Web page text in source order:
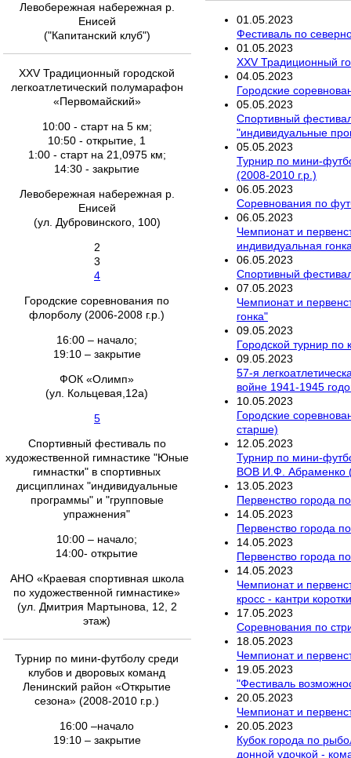
Левобережная набережная р.
Енисей
("Капитанский клуб")
XXV Традиционный городской
легкоатлетический полумарафон
«Первомайский»
10:00 - старт на 5 км;
10:50 - открытие, 1
1:00 - старт на 21,0975 км;
14:30 - закрытие
Левобережная набережная р.
Енисей
(ул. Дубровинского, 100)
2
3
4
Городские соревнования по
флорболу (2006-2008 г.р.)
16:00 – начало;
19:10 – закрытие
ФОК «Олимп»
(ул. Кольцевая,12а)
5
Спортивный фестиваль по
художественной гимнастике "Юные
гимнастки" в спортивных
дисциплинах "индивидуальные
программы" и "групповые
упражнения"
10:00 – начало;
14:00- открытие
АНО «Краевая спортивная школа
по художественной гимнастике»
(ул. Дмитрия Мартынова, 12, 2
этаж)
Турнир по мини-футболу среди
клубов и дворовых команд
Ленинский район «Открытие
сезона» (2008-2010 г.р.)
16:00 –начало
19:10 – закрытие
01 05 2023
Фестиваль по
01 05 2023
XXV Традиционный
04 05 2023
Городские
05 05 2023
Спортивный
"индивидуальные
05 05 2023
Турнир по мини-
(2008-2010 г.р.)
06 05 2023
Соревнования по
06 05 2023
Чемпионат и
индивидуальная
06 05 2023
Спортивный
07 05 2023
Чемпионат и
гонка"
09 05 2023
Городской турнир
09 05 2023
57-я
войне 1941-1945
10 05 2023
Городские
старше)
12 05 2023
Турнир по мини-
ВОВ И.Ф. Абраменко
13 05 2023
Первенство города
14 05 2023
Первенство города
14 05 2023
Первенство города
14 05 2023
Чемпионат и
кросс - кантри
17 05 2023
Соревнования по
18 05 2023
Чемпионат и
19 05 2023
"Фестиваль
20 05 2023
Чемпионат и
20 05 2023
Кубок города по
донной удочкой -